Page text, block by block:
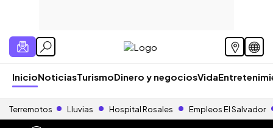
InicioNoticiasTurismoDinero y negociosVida
Terremotos Lluvias Hospital Rosales Empleos El Salvador